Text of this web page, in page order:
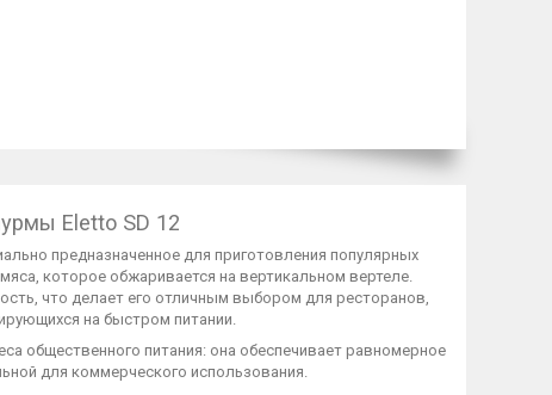
Eletto SD 12
предназначенное для приготовления популярных
которое обжаривается на вертикальном вертеле.
что делает его отличным выбором для ресторанов,
на быстром питании.
общественного питания: она обеспечивает равномерное
для коммерческого использования.